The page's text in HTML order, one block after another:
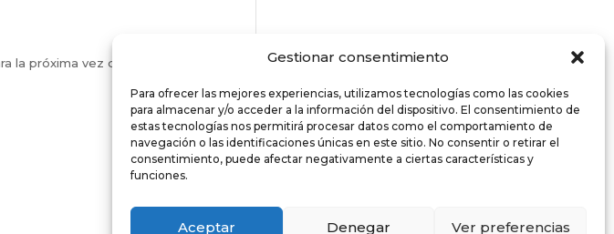
Gestionar consentimiento
Para ofrecer las mejores experiencias, utilizamos tecnologías como las cookies
para almacenar y/o acceder a la información del dispositivo. El consentimiento de
estas tecnologías nos permitirá procesar datos como el comportamiento de
navegación o las identificaciones únicas en este sitio. No consentir o retirar el
consentimiento, puede afectar negativamente a ciertas características y
funciones.
Aceptar Denegar Ver preferencias
la próxima vez que comente.